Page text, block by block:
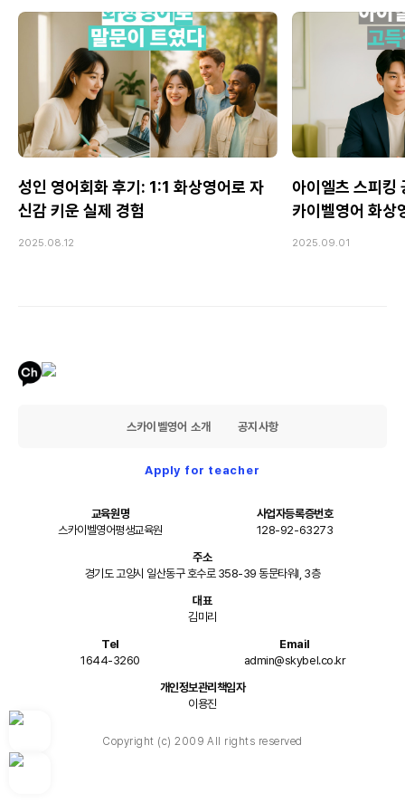
성인 영어회화 후기: 1:1 화상영어로 자
신감 키운 실제 경험
2025.08.12
아이엘츠 스피킹
카이벨영어 화상
2025.09.01
스카이벨영어 소개 공지사항
Apply for teacher
교육원명
스카이벨영어평생교육원
사업자등록증번호
128-92-63273
주소
경기도 고양시 일산동구 호수로 358-39 동문타워I, 3층
대표
김미리
Tel
1644-3260
Email
admin@skybel.co.kr
개인정보관리책임자
이용진
Copyright (c) 2009 All rights reserved